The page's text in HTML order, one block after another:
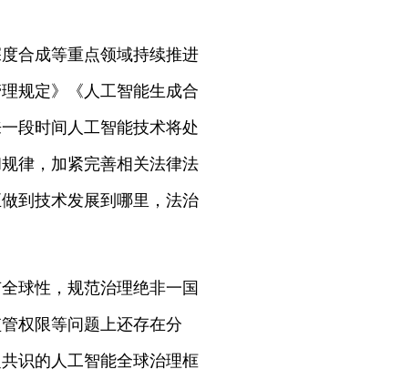
合成等重点领域持续推进
规定》《人工智能生成合
段时间人工智能技术将处
律，加紧完善相关法律法
到技术发展到哪里，法治
球性，规范治理绝非一国
权限等问题上还存在分
识的人工智能全球治理框